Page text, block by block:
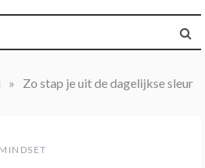
» Zo stap je uit de dagelijkse sleur